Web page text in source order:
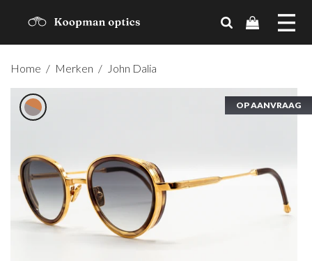
MERKEN
TRENDS
OVER ONS
CONTACT
ACCOUNT
Home / Merken / John Dalia
OP AANVRAAG
OP AANVRAAG
OP AANVRAAG